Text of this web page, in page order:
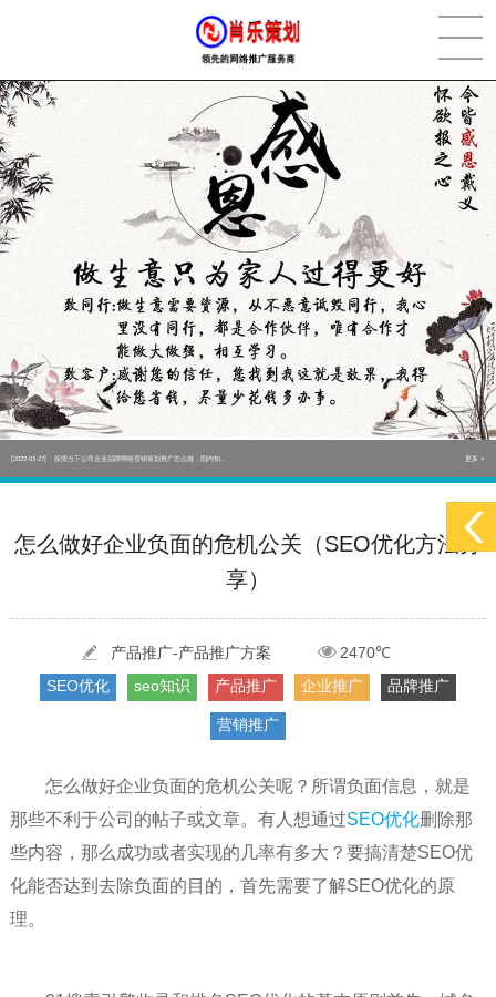
[2022-05-29] 实体门店如何做网络推广吸引客户，实体店网络营销技巧... 更多 >
[2022-05-04] 污水处理设备厂家产品如何做网络推广（污水处理项目网... 更多 >
[2022-03-27] 疫情当下公司企业品牌网络营销策划推广怎么做，国内知... 更多 >
[2022-05-29] 实体门店如何做网络推广吸引客户，实体店网络营销技巧... 更多 >
怎么做好企业负面的危机公关（SEO优化方法分
享）
产品推广-产品推广方案
2470℃
SEO优化
seo知识 产品推广 企业推广 品牌推广
营销推广
怎么做好企业负面的危机公关呢？所谓负面信息，就是
那些不利于公司的帖子或文章。有人想通过SEO优化删除那
些内容，那么成功或者实现的几率有多大？要搞清楚SEO优
化能否达到去除负面的目的，首先需要了解SEO优化的原
理。